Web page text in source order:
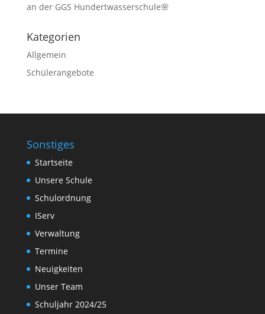
an der GGS Hundertwasserschule🌸
Kategorien
Allgemein
Schülerangebote
Sonstiges
Startseite
Unsere Schule
Schulordnung
IServ
Verwaltung
Termine
Neuigkeiten
Unser Team
Schuljahr 2024/25